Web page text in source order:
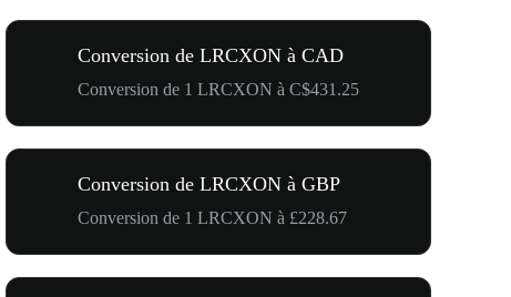
Conversion de LRCXON à CAD
Conversion de 1 LRCXON à C$431.25
Conversion de LRCXON à GBP
Conversion de 1 LRCXON à £228.67